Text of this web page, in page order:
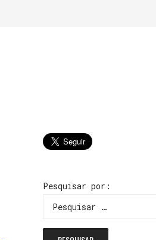
Pesquisar por: